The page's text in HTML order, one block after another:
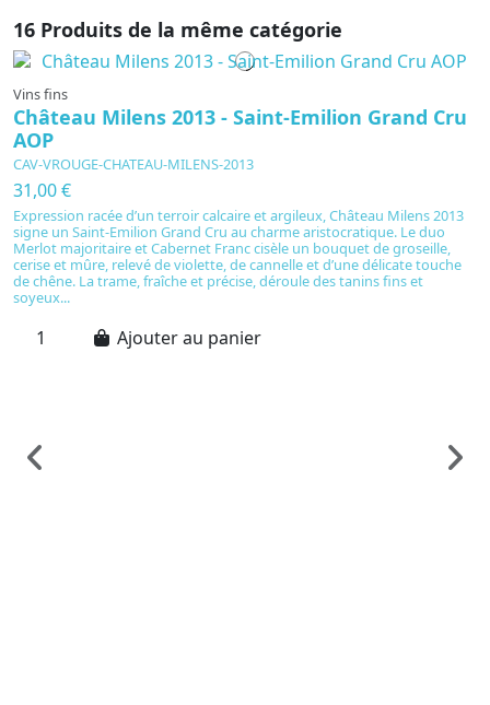
16 Produits de la même catégorie
Vins fins
Château Milens 2013 - Saint-Emilion Grand Cru
AOP
CAV-VROUGE-CHATEAU-MILENS-2013
31,00 €
Expression racée d’un terroir calcaire et argileux, Château Milens 2013
signe un Saint-Emilion Grand Cru au charme aristocratique. Le duo
Merlot majoritaire et Cabernet Franc cisèle un bouquet de groseille,
cerise et mûre, relevé de violette, de cannelle et d’une délicate touche
de chêne. La trame, fraîche et précise, déroule des tanins fins et
soyeux...
Ajouter au panier